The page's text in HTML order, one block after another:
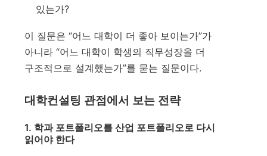
있는가?
이 질문은 “어느 대학이 더 좋아 보이는가”가
아니라 “어느 대학이 학생의 직무성장을 더
구조적으로 설계했는가”를 묻는 질문이다.
대학컨설팅 관점에서 보는 전략
1. 학과 포트폴리오를 산업 포트폴리오로 다시
읽어야 한다